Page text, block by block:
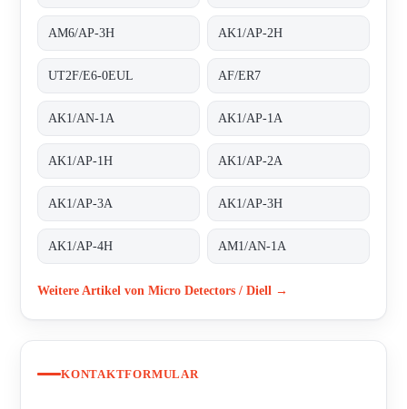
AM6/AP-3H AK1/AP-2H
UT2F/E6-0EUL AF/ER7
AK1/AN-1A AK1/AP-1A
AK1/AP-1H AK1/AP-2A
AK1/AP-3A AK1/AP-3H
AK1/AP-4H AM1/AN-1A
Weitere Artikel von Micro Detectors / Diell →
KONTAKTFORMULAR